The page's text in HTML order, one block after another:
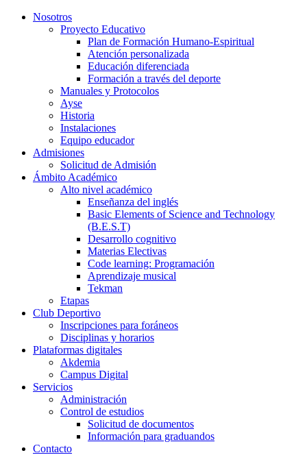
Nosotros
Proyecto Educativo
Plan de Formación Humano-Espiritual
Atención personalizada
Educación diferenciada
Formación a través del deporte
Manuales y Protocolos
Ayse
Historia
Instalaciones
Equipo educador
Admisiones
Solicitud de Admisión
Ámbito Académico
Alto nivel académico
Enseñanza del inglés
Basic Elements of Science and Technology
(B.E.S.T)
Desarrollo cognitivo
Materias Electivas
Code learning: Programación
Aprendizaje musical
Tekman
Etapas
Club Deportivo
Inscripciones para foráneos
Disciplinas y horarios
Plataformas digitales
Akdemia
Campus Digital
Servicios
Administración
Control de estudios
Solicitud de documentos
Información para graduandos
Contacto